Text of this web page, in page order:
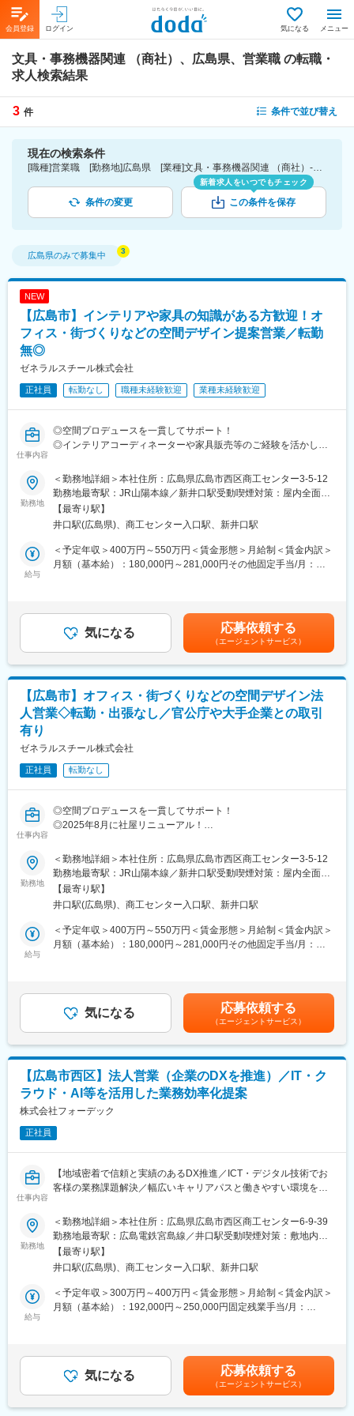
会員登録 ログイン 気になる メニュー
文具・事務機器関連 （商社）、広島県、営業職 の転職・
求人検索結果
3 件 条件で並び替え
現在の検索条件
[職種]営業職 [勤務地]広島県 [業種]文具・事務機器関連 （商社）-商社業界
条件の変更
新着求人をいつでもチェック
この条件を保存
広島県のみで募集中
NEW
【広島市】インテリアや家具の知識がある方歓迎！オ
フィス・街づくりなどの空間デザイン提案営業／転勤
無◎
ゼネラルスチール株式会社
正社員 転勤なし 職種未経験歓迎 業種未経験歓迎
仕事内容
◎空間プロデュースを一貫してサポート！
◎インテリアコーディネーターや家具販売等のご経験を活かして
◎幅広い商材を取り扱っており、ご提案の幅も広いです♪
◎基本土日祝休、残業20h程、転勤なし！
■業務内容：
・空間プロデュースの提案
・オフィス、学校、医療福祉施設等の家具備品類提案営業
・屋外施設サイン、遊具類の提案営業
■営業スタイル：
案件を頂いたらまず顧客のニーズをヒアリング致します。社内に
一度持ち帰り、相談しながらデザイン案を考え提案書を作成し顧
す。完成後は定期的にアフターフォローを行います。
■入社後の流れ：
輩社員と営業同行を行って頂きます。新商品の発売前にはメーカ
■主要取扱メーカー：
社オリバー コトブキシーティング株式会社 アイリスチトセ株
式会社 等
■組織構成：
名、60代と幅広くご活躍されています。
入社後はOJTやメーカーの研修会に参加して商品知識をつけてい
当社は、人々が行き交い、人々がくつろぎ、人々が働く場所で”も
っと快適に・もっと便利に”人々のそんな”もっと”に応えるため、
オフィス環境・街づくり・公園計画など、人間を主役としたやす
らげる空間づくりをトータルに提案しています。
変更の範囲：会社の定める業務
勤務地
＜勤務地詳細＞本社住所：広島県広島市西区商工センター3-5-12
勤務地最寄駅：JR山陽本線／新井口駅受動喫煙対策：屋内全面禁
煙変更の範囲：会社の定める事業所
【最寄り駅】
井口駅(広島県)、商工センター入口駅、新井口駅
給与
＜予定年収＞400万円～550万円＜賃金形態＞月給制＜賃金内訳＞
月額（基本給）：180,000円～281,000円その他固定手当/月：
業手当＞有＜給与補足＞■賞与：年2回（前年度実績545,000円～
2,876,000円）※評価により成果に応じて賞与で還元いたします。
■その他固定手当：外勤手当10,000円賃金はあくまでも目安の金
額であり、選考を通じて上下する可能性があります。月給(月額)は
固定手当を含めた表記です。
気になる 応募依頼する
（エージェントサービス）
【広島市】オフィス・街づくりなどの空間デザイン法
人営業◇転勤・出張なし／官公庁や大手企業との取引
有り
ゼネラルスチール株式会社
正社員 転勤なし
仕事内容
◎空間プロデュースを一貫してサポート！
◎2025年8月に社屋リニューアル！
◎基本土日祝休、残業20h程、転勤なし！
■業務内容：
・空間プロデュースの提案
・オフィス、学校、医療福祉施設等の家具備品類提案営業
・屋外施設サイン、遊具類の提案営業
※社用車を使用します（軽自動車）
案件を頂いたらまず顧客のニーズをヒアリング致します。社内に
一度持ち帰り、相談しながらデザイン案を考え提案書を作成し顧
客へご提案します。大きな案件の場合はチームで動くこともあり
■入社後の流れ：
まずはどのような商品を取り扱っているか覚えて頂きながら、先
輩社員と営業同行を行って頂きます。新商品の発売前にはメーカ
ーの商品勉強会があります。
■主な納入実績：
清水建設(株)、カルビー(株)、(株)福屋、安田女子大学、広島県 等
■主要取扱メーカー：
社オリバー コトブキシーティング株式会社 アイリスチトセ株
式会社 等
■組織構成：
名、60代と幅広くご活躍されています。
入社後はOJTやメーカーの研修会に参加して商品知識をつけてい
1階は高級感のあるラグジュアリーな空間、2階は植物をモチーフ
に癒し・くつろぎの空間となっています。
1階はフリーアドレスとなり、個室ブースには珍しい空調設備が搭
載されています。
勤務地
＜勤務地詳細＞本社住所：広島県広島市西区商工センター3-5-12
勤務地最寄駅：JR山陽本線／新井口駅受動喫煙対策：屋内全面禁
煙変更の範囲：会社の定める事業所
【最寄り駅】
井口駅(広島県)、商工センター入口駅、新井口駅
給与
＜予定年収＞400万円～550万円＜賃金形態＞月給制＜賃金内訳＞
月額（基本給）：180,000円～281,000円その他固定手当/月：
業手当＞有＜給与補足＞■賞与：年2回（前年度実績545,000円～
2,876,000円）※評価により成果に応じて賞与で還元いたします。
■その他固定手当：外勤手当10,000円賃金はあくまでも目安の金
額であり、選考を通じて上下する可能性があります。月給(月額)は
固定手当を含めた表記です。
気になる 応募依頼する
（エージェントサービス）
【広島市西区】法人営業（企業のDXを推進）／IT・ク
ラウド・AI等を活用した業務効率化提案
株式会社フォーデック
正社員
仕事内容
【地域密着で信頼と実績のあるDX推進／ICT・デジタル技術でお
客様の業務課題解決／幅広いキャリアパスと働きやすい環境を提
■業務概要
当社DX推進室にて、法人・官公庁・学校・病院など多様なお客様
へ、ICT機器やクラウドサービスを活用したトータルDXソリュー
ションの提案営業をお任せします。お客様の課題抽出から導入、
その後の運用支援までワンストップで伴走するコンサルティング
型のポジションです。
す。訪問やオンライン面談を通じて業務プロセスを丁寧にヒアリ
ングし、最適なシステムや機器を組み合わせて提案します。
勤務地
＜勤務地詳細＞本社住所：広島県広島市西区商工センター6-9-39
勤務地最寄駅：広島電鉄宮島線／井口駅受動喫煙対策：敷地内喫
煙可能場所あり変更の範囲：会社の定める事業所
【最寄り駅】
井口駅(広島県)、商工センター入口駅、新井口駅
給与
＜予定年収＞300万円～400万円＜賃金形態＞月給制＜賃金内訳＞
月額（基本給）：192,000円～250,000円固定残業手当/月：
目安の金額であり、選考を通じて上下する可能性があります。月
給(月額)は固定手当を含めた表記です。
気になる 応募依頼する
（エージェントサービス）